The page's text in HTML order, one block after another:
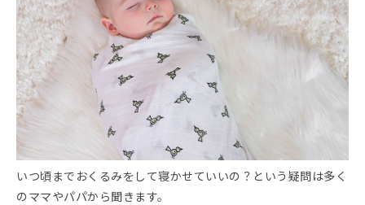
いつ頃までおくるみをして寝かせていいの？という疑問は多く
のママやパパから聞きます。